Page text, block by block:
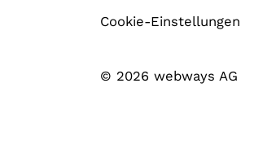
Cookie-Einstellungen
© 2026 webways AG